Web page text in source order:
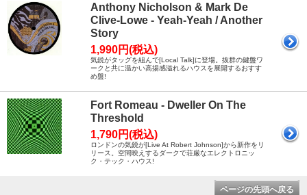
Anthony Nicholson & Mark De
Clive-Lowe - Yeah-Yeah / Another
Story
1,990円(税込)
気鋭がタッグを組んで[Local Talk]に登場。抜群の鍵盤ワ
ークと共に温かい高揚感溢れるハウスを展開するおすす
め盤!
Fort Romeau - Dweller On The
Threshold
1,790円(税込)
ロンドンの気鋭が[Live At Robert Johnson]から新作をリ
リース。空間映えするダークで荘厳なエレクトロニッ
ク・テック・ハウス!
ページの先頭へ戻る